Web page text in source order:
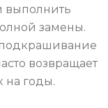
выполнить
замены.
возвращает
на годы.